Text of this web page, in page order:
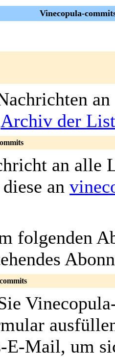
Vinecopula-
an
Archiv der
an alle
an
folgenden
E-Mail, um